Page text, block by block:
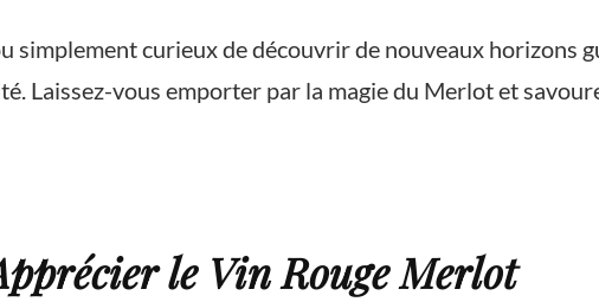
simplement curieux de découvrir de nouveaux horizons
Laissez-vous emporter par la magie du Merlot et
le Vin Rouge Merlot